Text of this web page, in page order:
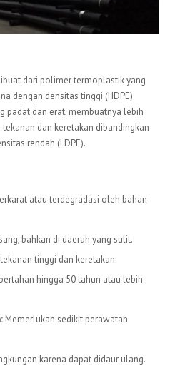
dari polimer termoplastik yang
dengan densitas tinggi (HDPE)
padat dan erat, membuatnya lebih
dan keretakan dibandingkan
rendah (LDPE).
atau terdegradasi oleh bahan
bahkan di daerah yang sulit.
tinggi dan keretakan.
hingga 50 tahun atau lebih
Memerlukan sedikit perawatan
karena dapat didaur ulang.